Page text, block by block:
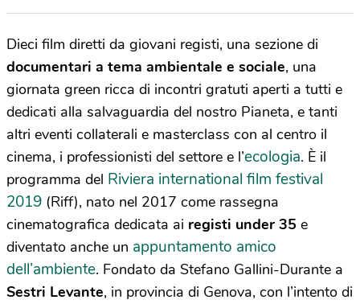
Dieci film diretti da giovani registi, una sezione di
documentari a tema ambientale e sociale, una
giornata green ricca di incontri gratuti aperti a tutti e
dedicati alla salvaguardia del nostro Pianeta, e tanti
altri eventi collaterali e masterclass con al centro il
cinema, i professionisti del settore e l’ecologia. È il
programma del Riviera international film festival
2019 (Riff), nato nel 2017 come rassegna
cinematografica dedicata ai registi under 35 e
diventato anche un appuntamento amico
dell’ambiente. Fondato da Stefano Gallini-Durante a
Sestri Levante, in provincia di Genova, con l’intento di